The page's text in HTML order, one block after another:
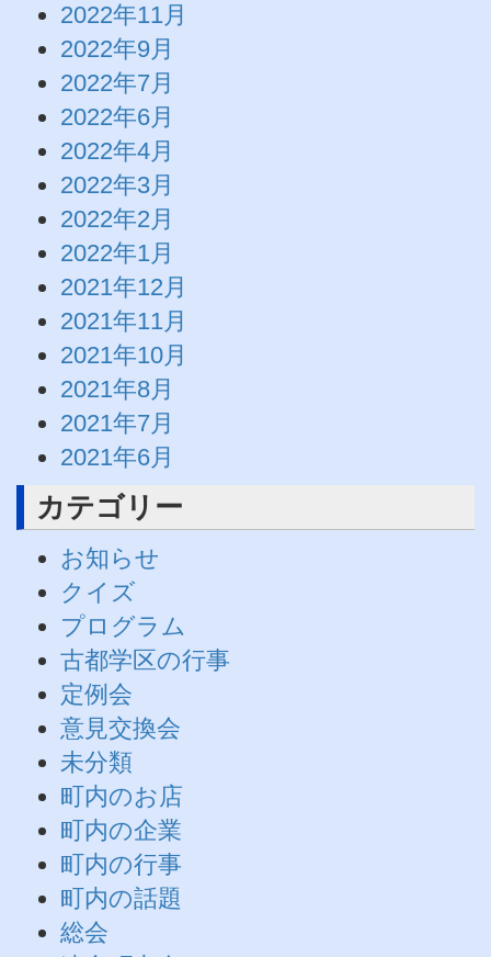
2022年11月
2022年9月
2022年7月
2022年6月
2022年4月
2022年3月
2022年2月
2022年1月
2021年12月
2021年11月
2021年10月
2021年8月
2021年7月
2021年6月
カテゴリー
お知らせ
クイズ
プログラム
古都学区の行事
定例会
意見交換会
未分類
町内のお店
町内の企業
町内の行事
町内の話題
総会